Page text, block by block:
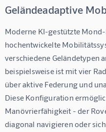
Geländeadaptive
Moderne KI-gestützte
hochentwickelte
verschiedene Geländetypen
beispielsweise ist mit vier
über aktive Federung und
Diese Konfiguration
Manövrierfähigkeit - der
diagonal navigieren oder